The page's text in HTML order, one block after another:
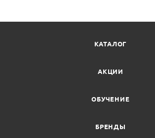
КАТАЛОГ
АКЦИИ
ОБУЧЕНИЕ
БРЕНДЫ